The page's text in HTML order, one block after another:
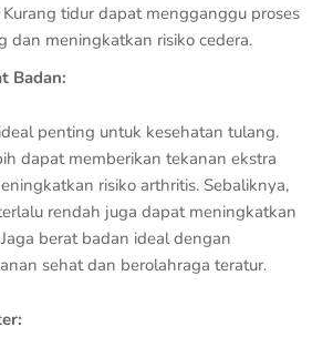
Kurang tidur dapat mengganggu proses
dan meningkatkan risiko cedera.
Badan:
penting untuk kesehatan tulang.
dapat memberikan tekanan ekstra
risiko arthritis. Sebaliknya,
rendah juga dapat meningkatkan
berat badan ideal dengan
sehat dan berolahraga teratur.